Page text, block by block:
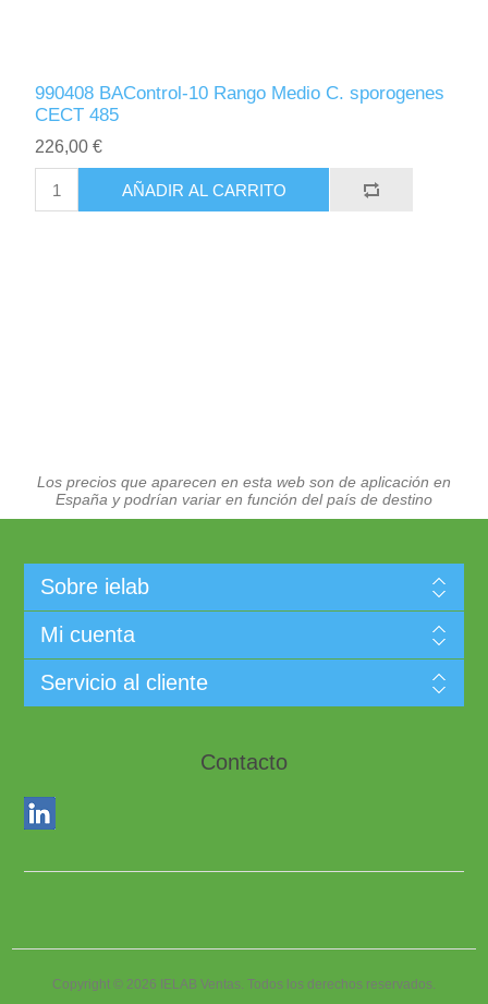
990408 BAControl-10 Rango Medio C. sporogenes
CECT 485
226,00 €
AÑADIR AL CARRITO
Los precios que aparecen en esta web son de aplicación en
España y podrían variar en función del país de destino
Sobre ielab
Mi cuenta
Servicio al cliente
Contacto
Copyright © 2026 IELAB Ventas. Todos los derechos reservados.